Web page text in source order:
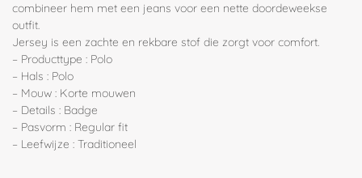
combineer hem met een jeans voor een nette doordeweekse
outfit.
Jersey is een zachte en rekbare stof die zorgt voor comfort.
– Producttype : Polo
– Hals : Polo
– Mouw : Korte mouwen
– Details : Badge
– Pasvorm : Regular fit
– Leefwijze : Traditioneel